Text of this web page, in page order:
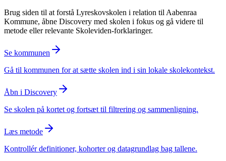
Brug siden til at forstå Lyreskovskolen i relation til Aabenraa
Kommune, åbne Discovery med skolen i fokus og gå videre til
metode eller relevante Skoleviden-forklaringer.
Se kommunen
Gå til kommunen for at sætte skolen ind i sin lokale skolekontekst.
Åbn i Discovery
Se skolen på kortet og fortsæt til filtrering og sammenligning.
Læs metode
Kontrollér definitioner, kohorter og datagrundlag bag tallene.